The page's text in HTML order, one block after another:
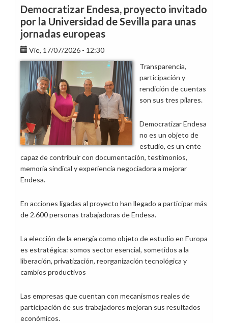
Democratizar Endesa, proyecto invitado
por la Universidad de Sevilla para unas
jornadas europeas
Vie, 17/07/2026 - 12:30
Transparencia,
participación y
rendición de cuentas
son sus tres pilares.
Democratizar Endesa
no es un objeto de
estudio, es un ente
capaz de contribuir con documentación, testimonios,
memoria sindical y experiencia negociadora a mejorar
Endesa.
En acciones ligadas al proyecto han llegado a participar más
de 2.600 personas trabajadoras de Endesa.
La elección de la energía como objeto de estudio en Europa
es estratégica: somos sector esencial, sometidos a la
liberación, privatización, reorganización tecnológica y
cambios productivos
Las empresas que cuentan con mecanismos reales de
participación de sus trabajadores mejoran sus resultados
económicos.